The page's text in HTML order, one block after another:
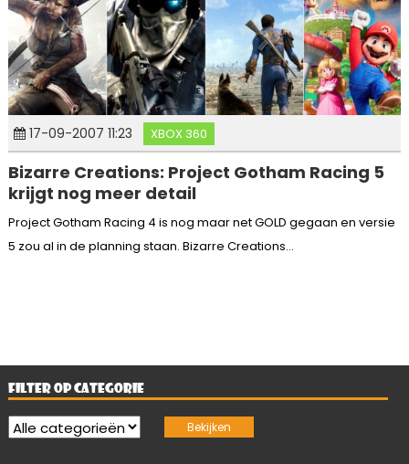
17-09-2007 11:23 XBOX 360
Bizarre Creations: Project Gotham Racing 5
krijgt nog meer detail
Project Gotham Racing 4 is nog maar net GOLD gegaan en versie
5 zou al in de planning staan. Bizarre Creations...
FILTER OP CATEGORIE